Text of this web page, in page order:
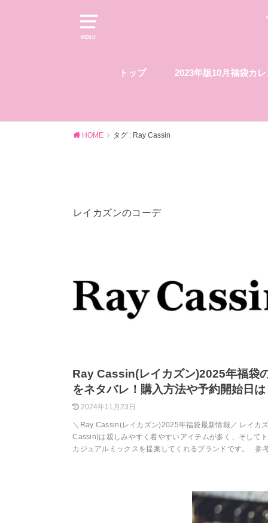
MENU
トップ 2023年版10月福袋カレ
HOME タグ : Ray Cassin
レイカズンのコーデ
Ray Cassin(レイカズン)2025年福袋
をネタバレ！購入方法や予約開始日は
2024年11月23日
＼Ray Cassin(レイカズン)2025年福袋最新情報／ レイカ
Cassin)は親しみやすく着やすいアイテムが多く、そして
カジュアルミックスを提案してくれるブランドです。 参